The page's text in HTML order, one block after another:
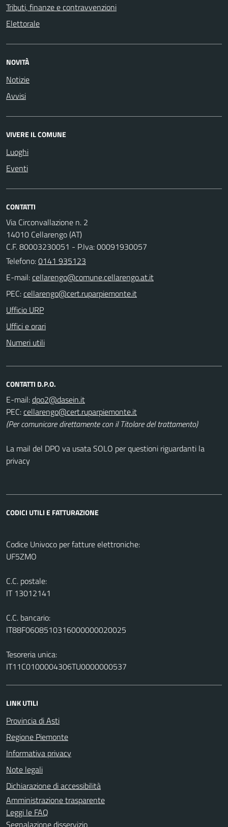
Tributi, finanze e contravvenzioni
Elettorale
NOVITÀ
Notizie
Avvisi
VIVERE IL COMUNE
Luoghi
Eventi
CONTATTI
Via Circonvallazione n. 2
14010 Cellarengo (AT)
C.F. 80003230051 - P.Iva: 00091930057
Telefono:0141 935123
E-mail:
PEC:
Ufficio URP
Uffici e orari
Numeri utili
CONTATTI D.P.O.
E-mail:
PEC:
(Per comunicare direttamente con il Titolare del trattamento)
La mail del DPO va usata SOLO per questioni riguardanti la
privacy
CODICI UTILI E FATTURAZIONE
Codice Univoco per fatture elettroniche:
UF5ZMO
C.C. postale:
IT 13012141
C.C. bancario:
IT88F0608510316000000020025
Tesoreria unica:
IT11C0100004306TU0000000537
LINK UTILI
Provincia di Asti
Regione Piemonte
Informativa privacy
Note legali
Dichiarazione di accessibilità
Amministrazione trasparente
Leggi le FAQ
Segnalazione disservizio